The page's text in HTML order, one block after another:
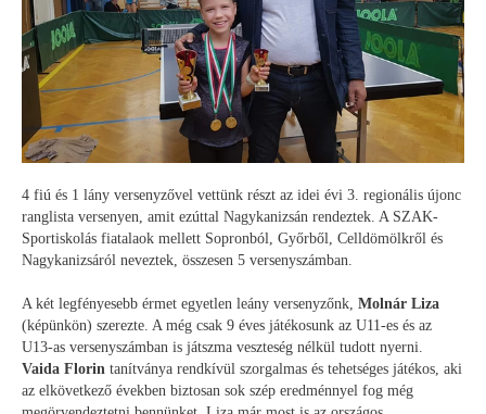
4 fiú és 1 lány versenyzővel vettünk részt az idei évi 3. regionális újonc
ranglista versenyen, amit ezúttal Nagykanizsán rendeztek. A SZAK-
Sportiskolás fiatalaok mellett Sopronból, Győrből, Celldömölkről és
Nagykanizsáról neveztek, összesen 5 versenyszámban.
A két legfényesebb érmet egyetlen leány versenyzőnk, Molnár Liza
(képünkön) szerezte. A még csak 9 éves játékosunk az U11-es és az
U13-as versenyszámban is játszma veszteség nélkül tudott nyerni.
Vaida Florin tanítványa rendkívül szorgalmas és tehetséges játékos, aki
az elkövetkező években biztosan sok szép eredménnyel fog még